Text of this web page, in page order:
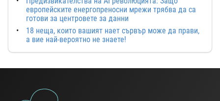
европейските енергопреносни мрежи трябва да са
готови за центровете за данни
18 неща, които вашият нает сървър може да прави,
а вие най-вероятно не знаете!